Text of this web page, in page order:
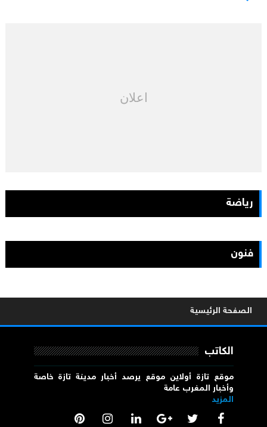
اعلان
رياضة
فنون
الصفحة الرئيسية
الكاتب
موقع تازة أولاين موقع يرصد أخبار مدينة تازة خاصة
وأخبار المغرب عامة
المزيد